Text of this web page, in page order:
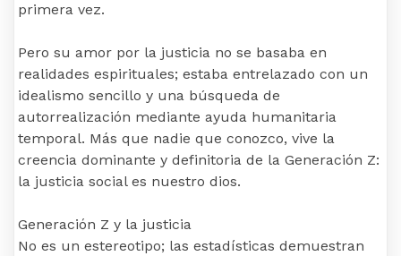
primera vez.
Pero su amor por la justicia no se basaba en
realidades espirituales; estaba entrelazado con un
idealismo sencillo y una búsqueda de
autorrealización mediante ayuda humanitaria
temporal. Más que nadie que conozco, vive la
creencia dominante y definitoria de la Generación Z:
la justicia social es nuestro dios.
Generación Z y la justicia
No es un estereotipo; las estadísticas demuestran